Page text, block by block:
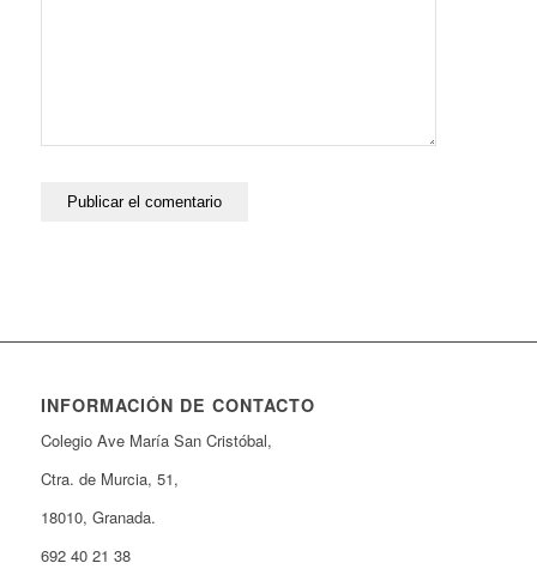
INFORMACIÓN DE CONTACTO
Colegio Ave María San Cristóbal,
Ctra. de Murcia, 51,
18010, Granada.
692 40 21 38